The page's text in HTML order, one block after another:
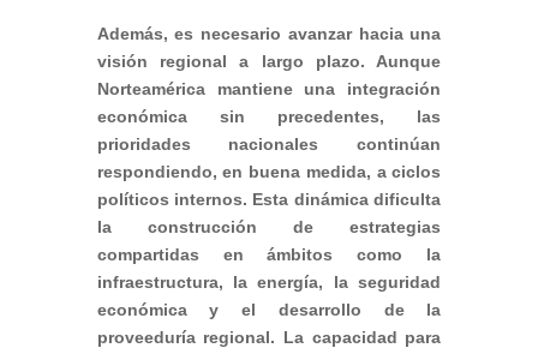
Además, es necesario avanzar hacia una
visión regional a largo plazo. Aunque
Norteamérica mantiene una integración
económica sin precedentes, las
prioridades nacionales continúan
respondiendo, en buena medida, a ciclos
políticos internos. Esta dinámica dificulta
la construcción de estrategias
compartidas en ámbitos como la
infraestructura, la energía, la seguridad
económica y el desarrollo de la
proveeduría regional. La capacidad para